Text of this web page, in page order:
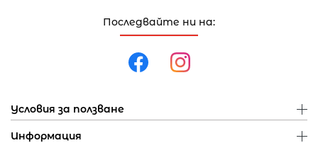
Последвайте ни на:
Условия за ползване
Информация